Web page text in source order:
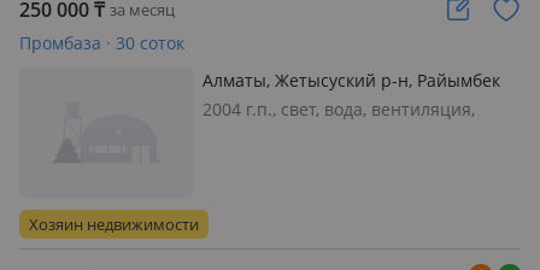
250 000₸ за месяц
Промбаза · 30 соток
Алматы, Жетысуский р-н, Райымбек
233 — Галилея
2004 г.п., свет, вода, вентиляция,
Хозяин недвижимости